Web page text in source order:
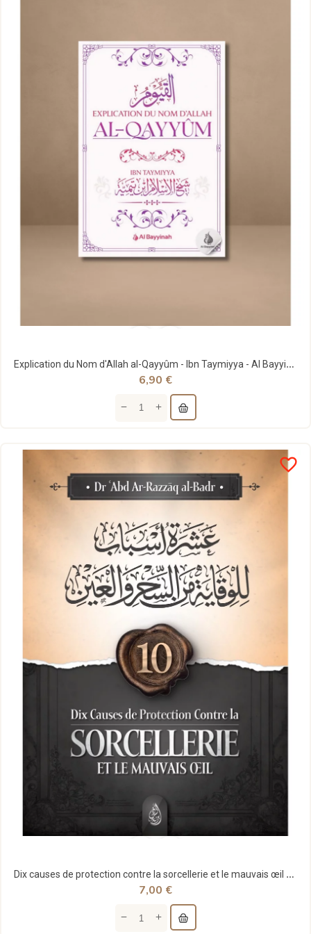
Explication du Nom d'Allah al-Qayyûm - Ibn Taymiyya - Al Bayyinah
6,90 €
favorite_border
Dix causes de protection contre la sorcellerie et le mauvais œil - Dr 'Abd Ar-Razzāq al-Badr -...
7,00 €